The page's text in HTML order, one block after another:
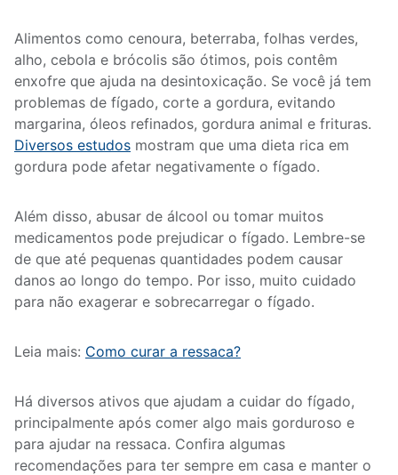
Alimentos como cenoura, beterraba, folhas verdes,
alho, cebola e brócolis são ótimos, pois contêm
enxofre que ajuda na desintoxicação. Se você já tem
problemas de fígado, corte a gordura, evitando
margarina, óleos refinados, gordura animal e frituras.
Diversos estudos mostram que uma dieta rica em
gordura pode afetar negativamente o fígado.
Além disso, abusar de álcool ou tomar muitos
medicamentos pode prejudicar o fígado. Lembre-se
de que até pequenas quantidades podem causar
danos ao longo do tempo. Por isso, muito cuidado
para não exagerar e sobrecarregar o fígado.
Leia mais: Como curar a ressaca?
Há diversos ativos que ajudam a cuidar do fígado,
principalmente após comer algo mais gorduroso e
para ajudar na ressaca. Confira algumas
recomendações para ter sempre em casa e manter o